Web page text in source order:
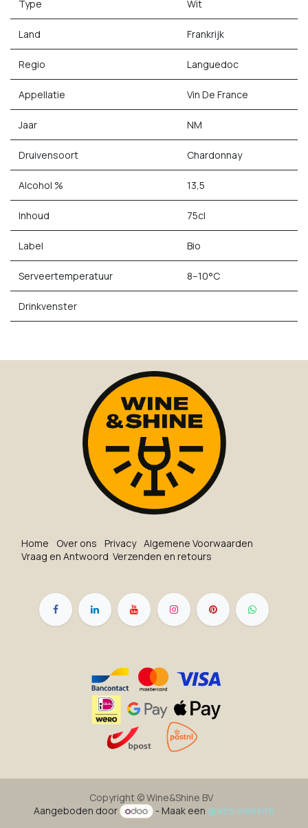
Type Wit
Land Frankrijk
Regio Languedoc
Appellatie Vin De France
Jaar NM
Druivensoort Chardonnay
Alcohol % 13,5
Inhoud 75cl
Label Bio
Serveertemperatuur 8–10°C
Drinkvenster
Ho​me O​ve​r on​s Privacy Algemene Voorwaarden
Vraag en Antwoord Verzenden en retours
Copyright ©Wine&Shine BV
Aangeboden door
- Maak een gratis website